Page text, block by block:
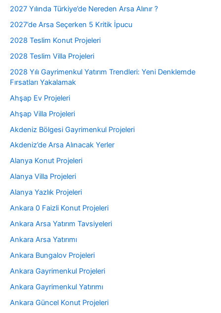
2027 Yılında Türkiye’de Nereden Arsa Alınır ?
2027’de Arsa Seçerken 5 Kritik İpucu
2028 Teslim Konut Projeleri
2028 Teslim Villa Projeleri
2028 Yılı Gayrimenkul Yatırım Trendleri: Yeni Denklemde
Fırsatları Yakalamak
Ahşap Ev Projeleri
Ahşap Villa Projeleri
Akdeniz Bölgesi Gayrimenkul Projeleri
Akdeniz’de Arsa Alınacak Yerler
Alanya Konut Projeleri
Alanya Villa Projeleri
Alanya Yazlık Projeleri
Ankara 0 Faizli Konut Projeleri
Ankara Arsa Yatırım Tavsiyeleri
Ankara Arsa Yatırımı
Ankara Bungalov Projeleri
Ankara Gayrimenkul Projeleri
Ankara Gayrimenkul Yatırımı
Ankara Güncel Konut Projeleri